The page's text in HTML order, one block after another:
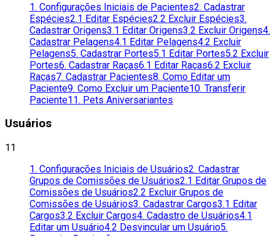
1. Configurações Iniciais de Pacientes2. Cadastrar
Espécies2.1 Editar Espécies2.2 Excluir Espécies3.
Cadastrar Origens3.1 Editar Origens3.2 Excluir Origens4.
Cadastrar Pelagens4.1 Editar Pelagens4.2 Excluir
Pelagens5. Cadastrar Portes5.1 Editar Portes5.2 Excluir
Portes6. Cadastrar Raças6.1 Editar Raças6.2 Excluir
Raças7. Cadastrar Pacientes8. Como Editar um
Paciente9. Como Excluir um Paciente10. Transferir
Paciente11. Pets Aniversariantes
Usuários
11
1. Configurações Iniciais de Usuários2. Cadastrar
Grupos de Comissões de Usuários2.1 Editar Grupos de
Comissões de Usuários2.2 Excluir Grupos de
Comissões de Usuários3. Cadastrar Cargos3.1 Editar
Cargos3.2 Excluir Cargos4. Cadastro de Usuários4.1
Editar um Usuário4.2 Desvincular um Usuário5.